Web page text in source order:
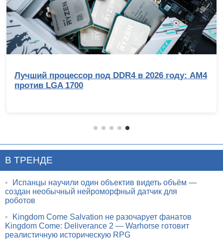
Лучший процессор под DDR4 в 2026 году: AM4
против LGA 1700
В ТРЕНДЕ
•
Испанцы научили один объектив видеть объём —
создан необычный нейроморфный датчик для
роботов
•
Kingdom Come Salvation не разочарует фанатов
Kingdom Come: Deliverance 2 — Warhorse готовит
реалистичную историческую RPG